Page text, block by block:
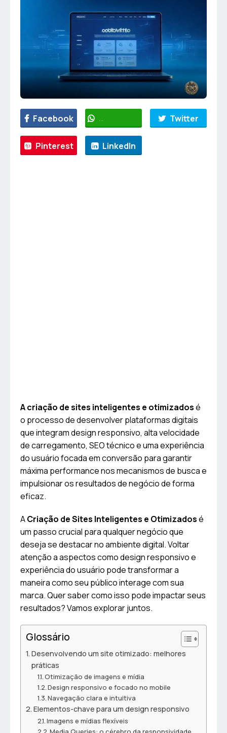
Facebook WhatsApp Twitter
Pinterest LinkedIn
A criação de sites inteligentes e otimizadosé
o processo de desenvolver plataformas digitais
que integram design responsivo, alta velocidade
de carregamento, SEO técnico e uma experiência
do usuário focada em conversão para garantir
máxima performance nos mecanismos de busca e
impulsionar os resultados de negócio de forma
eficaz.
ACriação de Sites Inteligentes e Otimizadosé
um passo crucial para qualquer negócio que
deseja se destacar no ambiente digital. Voltar
atenção a aspectos como design responsivo e
experiência do usuário pode transformar a
maneira como seu público interage com sua
marca. Quer saber como isso pode impactar seus
resultados? Vamos explorar juntos.
Glossário
Desenvolvendo um site otimizado: melhores
práticas
Otimização de imagens e mídia
Design responsivo e focado no mobile
Navegação clara e intuitiva
Elementos-chave para um design responsivo
Imagens e mídias flexíveis